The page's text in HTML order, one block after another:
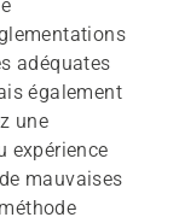
adéquates
également
une
expérience
mauvaises